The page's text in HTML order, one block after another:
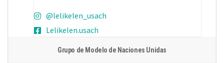
@lelikelen_usach
Lelikelen.usach
Grupo de Modelo de Naciones Unidas